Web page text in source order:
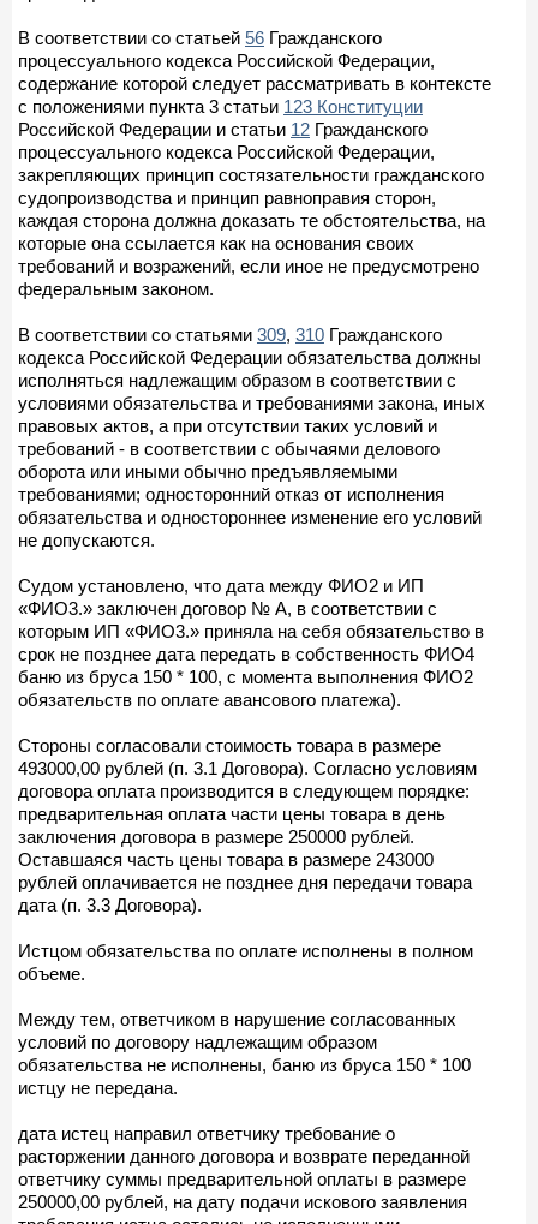
В соответствии со статьей 56 Гражданского
процессуального кодекса Российской Федерации,
содержание которой следует рассматривать в контексте
с положениями пункта 3 статьи 123 Конституции
Российской Федерации и статьи 12 Гражданского
процессуального кодекса Российской Федерации,
закрепляющих принцип состязательности гражданского
судопроизводства и принцип равноправия сторон,
каждая сторона должна доказать те обстоятельства, на
которые она ссылается как на основания своих
требований и возражений, если иное не предусмотрено
федеральным законом.
В соответствии со статьями 309, 310 Гражданского
кодекса Российской Федерации обязательства должны
исполняться надлежащим образом в соответствии с
условиями обязательства и требованиями закона, иных
правовых актов, а при отсутствии таких условий и
требований - в соответствии с обычаями делового
оборота или иными обычно предъявляемыми
требованиями; односторонний отказ от исполнения
обязательства и одностороннее изменение его условий
не допускаются.
Судом установлено, что дата между ФИО2 и ИП
«ФИО3.» заключен договор № А, в соответствии с
которым ИП «ФИО3.» приняла на себя обязательство в
срок не позднее дата передать в собственность ФИО4
баню из бруса 150 * 100, с момента выполнения ФИО2
обязательств по оплате авансового платежа).
Стороны согласовали стоимость товара в размере
493000,00 рублей (п. 3.1 Договора). Согласно условиям
договора оплата производится в следующем порядке:
предварительная оплата части цены товара в день
заключения договора в размере 250000 рублей.
Оставшаяся часть цены товара в размере 243000
рублей оплачивается не позднее дня передачи товара
дата (п. 3.3 Договора).
Истцом обязательства по оплате исполнены в полном
объеме.
Между тем, ответчиком в нарушение согласованных
условий по договору надлежащим образом
обязательства не исполнены, баню из бруса 150 * 100
истцу не передана.
дата истец направил ответчику требование о
расторжении данного договора и возврате переданной
ответчику суммы предварительной оплаты в размере
250000,00 рублей, на дату подачи искового заявления